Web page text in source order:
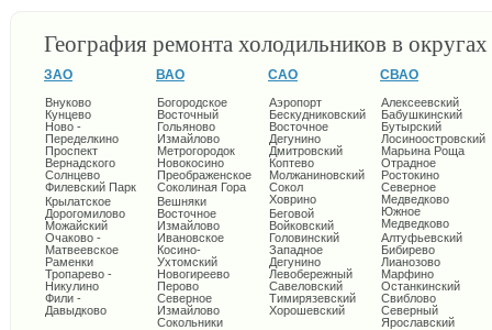
География ремонта холодильников в
ЗАО
Внуково
Кунцево
Ново -
Переделкино
Проспект
Вернадского
Солнцево
Филевский Парк
Крылатское
Дорогомилово
Можайский
Очаково -
Матвеевское
Раменки
Тропарево -
Никулино
Фили -
Давыдково
ВАО
Богородское
Восточный
Гольяново
Измайлово
Метрогородок
Новокосино
Преображенское
Соколиная Гора
Вешняки
Восточное
Измайлово
Ивановское
Косино-
Ухтомский
Новогиреево
Перово
Северное
Измайлово
Сокольники
САО
Аэропорт
Бескудниковский
Восточное
Дегунино
Дмитровский
Коптево
Молжаниновский
Сокол
Ховрино
Беговой
Войковский
Головинский
Западное
Дегунино
Левобережный
Савеловский
Тимирязевский
Хорошевский
СВАО
Алексеевский
Бабушкинский
Бутырский
Лосиноостровский
Марьина Роща
Отрадное
Ростокино
Северное
Медведково
Южное
Медведково
Алтуфьевский
Бибирево
Лианозово
Марфино
Останкинский
Свиблово
Северный
Ярославский